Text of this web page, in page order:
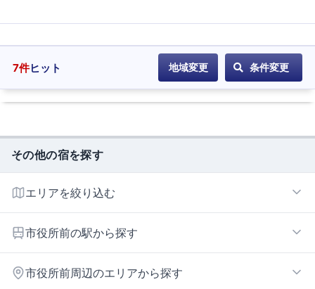
録
ホ
テ
ル
7件ヒット 地域変更 条件変更
その他の宿を探す
エリアを絞り込む
市役所前の駅から探す
桐原
市役所前周辺のエリアから探す